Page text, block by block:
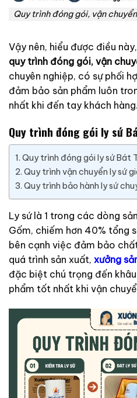
Quy trình đóng gói, vận
Vậy nên, hiểu được điều
quy trình đóng gói, vận
chuyên nghiệp, có sự phối
đảm bảo sản phẩm luôn
nhất khi đến tay khách hàng.
Quy trình đóng gói ly sứ
Quy trình đóng gói ly sứ Bát
Quy trình vận chuyển ly sứ
Quy trình bảo hành ly sứ
Ly sứ là 1 trong các dòng
Gốm, chiếm hơn 40% tổng
bên cạnh việc đảm bảo
quá trình sản xuất, xưởng
đặc biệt chú trọng đến
phẩm tốt nhất khi vận